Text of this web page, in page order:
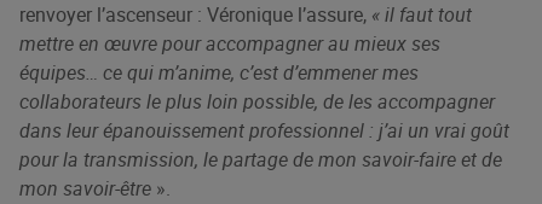
renvoyer l’ascenseur : Véronique l’assure, « il faut tout
mettre en œuvre pour accompagner au mieux ses
équipes… ce qui m’anime, c’est d’emmener mes
collaborateurs le plus loin possible, de les accompagner
dans leur épanouissement professionnel : j’ai un vrai goût
pour la transmission, le partage de mon savoir-faire et de
mon savoir-être ».